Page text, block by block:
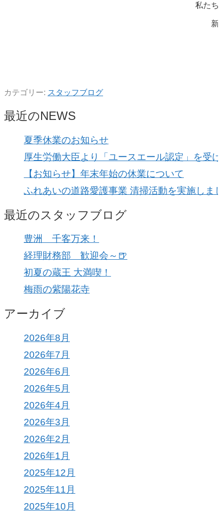
私たち
新
カテゴリー: スタッフブログ
最近のNEWS
夏季休業のお知らせ
厚生労働大臣より「ユースエール認定」を受
【お知らせ】年末年始の休業について
ふれあいの道路愛護事業 清掃活動を実施しま
最近のスタッフブログ
豊洲 千客万来！
経理財務部 歓迎会～🍺
初夏の蔵王 大満喫！
梅雨の紫陽花寺
アーカイブ
2026年8月
2026年7月
2026年6月
2026年5月
2026年4月
2026年3月
2026年2月
2026年1月
2025年12月
2025年11月
2025年10月